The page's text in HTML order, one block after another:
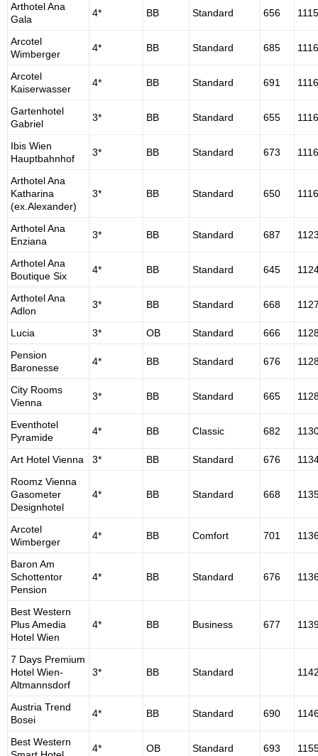
Arthotel Ana
Gala
4* BB Standard 656 1115
Arcotel
Wimberger
4* BB Standard 685 1116
Arcotel
Kaiserwasser
4* BB Standard 691 1116
Gartenhotel
Gabriel
3* BB Standard 655 1116
Ibis Wien
Hauptbahnhof
3* BB Standard 673 1116
Arthotel Ana
Katharina
(ex.Alexander)
3* BB Standard 650 1116
Arthotel Ana
Enziana
3* BB Standard 687
Arthotel Ana
Boutique Six
4* BB Standard 645
Arthotel Ana
Adlon
3* BB Standard 668
Lucia 3* OB Standard 666
Pension
Baronesse
4* BB Standard 676
City Rooms
Vienna
3* BB Standard 665
Eventhotel
Pyramide
4* BB Classic 682
Art Hotel Vienna 3* BB Standard 676
Roomz Vienna
Gasometer
Designhotel
4* BB Standard 668
Arcotel
Wimberger
4* BB Comfort 701
Baron Am
Schottentor
Pension
4* BB Standard 676
Best Western
Plus Amedia
Hotel Wien
4* BB Business 677
7 Days Premium
Hotel Wien-
Altmannsdorf
3* BB Standard
Austria Trend
Bosei
4* BB Standard 690
Best Western
4* OB Standard 693